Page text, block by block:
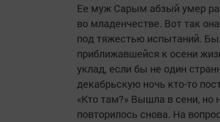
Ее муж Сарым абзый умер
во младенчестве. Вот так
под тяжестью испытаний.
приближавшейся к осени
уклад, если бы не один
декабрьскую ночь кто-то
«Кто там?» Вышла в сени, но
повторилось снова. На